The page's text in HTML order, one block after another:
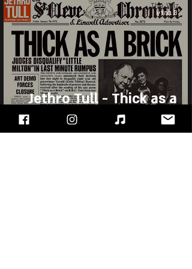
The Wiz
Jethro Tull - Thick as a
Brick
3 במרץ